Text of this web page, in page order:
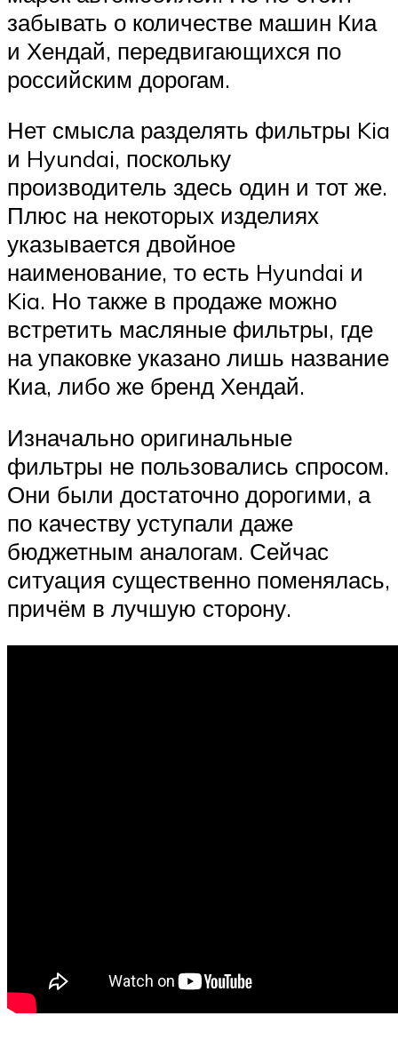
забывать о количестве машин Киа
и Хендай, передвигающихся по
российским дорогам.
Нет смысла разделять фильтры Kia
и Hyundai, поскольку
производитель здесь один и тот же.
Плюс на некоторых изделиях
указывается двойное
наименование, то есть Hyundai и
Kia. Но также в продаже можно
встретить масляные фильтры, где
на упаковке указано лишь название
Киа, либо же бренд Хендай.
Изначально оригинальные
фильтры не пользовались спросом.
Они были достаточно дорогими, а
по качеству уступали даже
бюджетным аналогам. Сейчас
ситуация существенно поменялась,
причём в лучшую сторону.